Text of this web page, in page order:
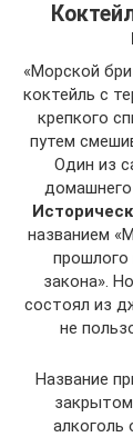
«Морской
коктейль с
крепкого
путем
Один из
домашнего
названием
прошлого
закона».
состоял из
не
Название
алкоголь